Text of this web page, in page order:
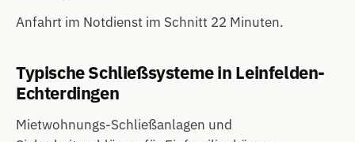
Anfahrt im Notdienst im Schnitt 22 Minuten.
Typische Schließsysteme in Leinfelden-
Echterdingen
Mietwohnungs-Schließanlagen und